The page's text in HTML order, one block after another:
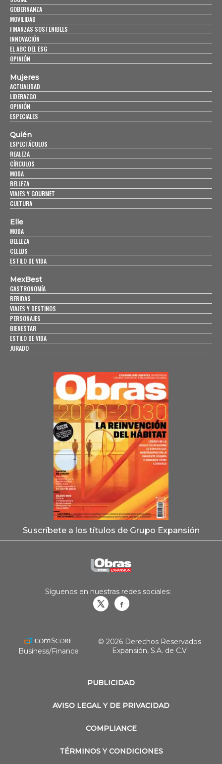
GOBERNANZA
MOVILIDAD
FINANZAS SOSTENIBLES
INNOVACIÓN
EL ABC DEL ESG
OPINIÓN
Mujeres
ACTUALIDAD
LIDERAZGO
OPINIÓN
ESPECIALES
Quién
ESPECTÁCULOS
REALEZA
CÍRCULOS
MODA
BELLEZA
VIAJES Y GOURMET
CULTURA
Elle
MODA
BELLEZA
CELEBS
ESTILO DE VIDA
MexBest
GASTRONOMÍA
BEBIDAS
VIAJES Y DESTINOS
PERSONAJES
BIENESTAR
ESTILO DE VIDA
JURADO
Suscríbete a los títulos de Grupo Expansión
PUBLICIDAD
AVISO LEGAL Y DE PRIVACIDAD
COMPLIANCE
TÉRMINOS Y CONDICIONES
Síguenos en nuestras redes sociales:
Business/Finance
© 2026 Derechos Reservados
Expansión, S.A. de C.V.